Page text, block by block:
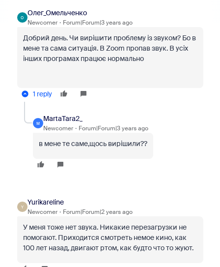
О
Олег_Омельченко
Newcomer Forum|Forum|3 years ago
Добрий день.Чи вирішити проблему із звуком? Бо в
мене та сама ситуація. В Zoom пропав звук. В усіх
інших програмах працює нормально
1 reply
M
MartaTara2_
Newcomer Forum|Forum|3 years ago
в мене те саме,щось вирішили??
Y
Yurikareline
Newcomer Forum|Forum|2 years ago
У меня тоже нет звука. Никакие перезагрузки не
помогают. Приходится смотреть немое кино, как
100 лет назад, двигают ртом, как будто что то жуют.